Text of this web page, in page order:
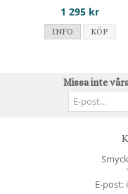
1 295 kr
INFO KÖP
Missa inte
E-post: